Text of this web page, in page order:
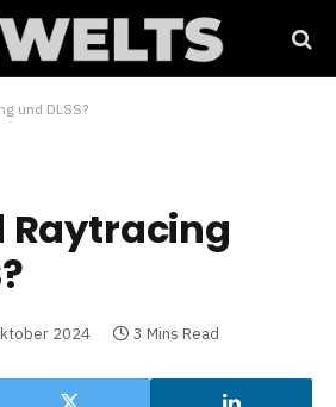
und DLSS?
Raytracing
2024 3 Mins Read